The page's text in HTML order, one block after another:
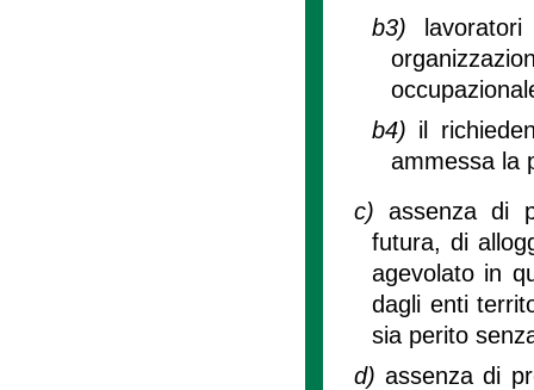
b3)
b4) il
ammessa la
c) assenza di
futura, di
agevolato in
dagli enti
sia perito
d) assenza di